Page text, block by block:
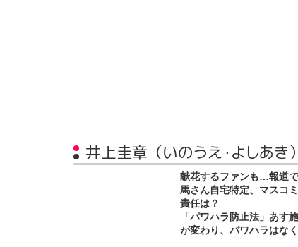
井上圭章（いのうえ・よしあ
献花するファンも…報道
馬さん自宅特定、マスコ
責任は？
「パワハラ防止法」あす
が変わり、パワハラはな